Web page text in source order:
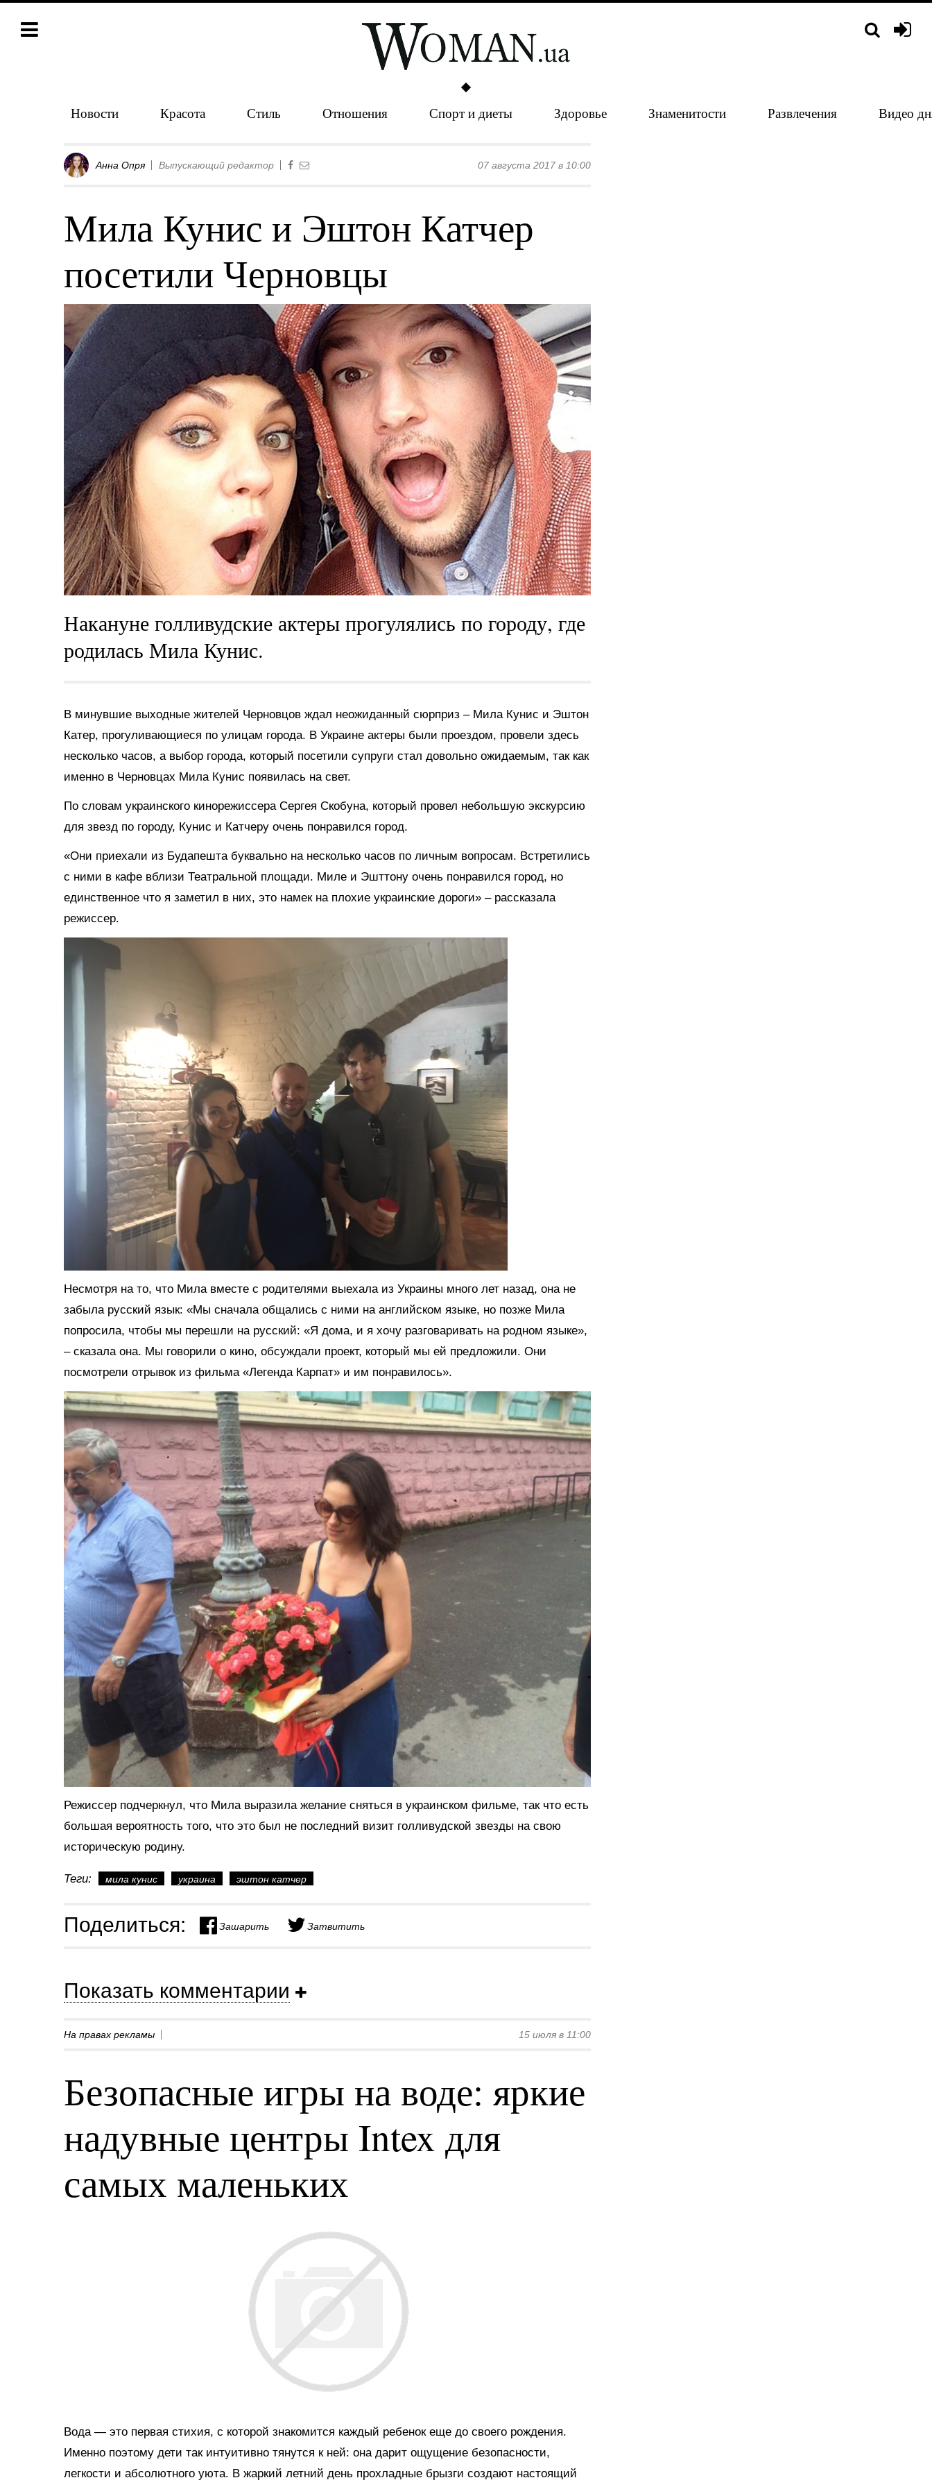
Новости Красота Стиль Отношения Спорт и диеты Здоровье Знаменитости Развлечения Видео
Анна Опря Выпускающий редактор 07 августа 2017 в 10:00
Мила Кунис и Эштон Катчер
посетили Черновцы
Накануне голливудские актеры прогулялись по городу, где
родилась Мила Кунис.
В минувшие выходные жителей Черновцов ждал неожиданный сюрприз – Мила Кунис и Эштон
Катер, прогуливающиеся по улицам города. В Украине актеры были проездом, провели здесь
несколько часов, а выбор города, который посетили супруги стал довольно ожидаемым, так как
именно в Черновцах Мила Кунис появилась на свет.
По словам украинского кинорежиссера Сергея Скобуна, который провел небольшую экскурсию
для звезд по городу, Кунис и Катчеру очень понравился город.
«Они приехали из Будапешта буквально на несколько часов по личным вопросам. Встретились
с ними в кафе вблизи Театральной площади. Миле и Эшттону очень понравился город, но
единственное что я заметил в них, это намек на плохие украинские дороги» – рассказала
режиссер.
Несмотря на то, что Мила вместе с родителями выехала из Украины много лет назад, она не
забыла русский язык: «Мы сначала общались с ними на английском языке, но позже Мила
попросила, чтобы мы перешли на русский: «Я дома, и я хочу разговаривать на родном языке»,
– сказала она. Мы говорили о кино, обсуждали проект, который мы ей предложили. Они
посмотрели отрывок из фильма «Легенда Карпат» и им понравилось».
Режиссер подчеркнул, что Мила выразила желание сняться в украинском фильме, так что есть
большая вероятность того, что это был не последний визит голливудской звезды на свою
историческую родину.
Теги: мила кунис украина эштон катчер
Поделиться: Зашарить Затвитить
Показать комментарии
На правах рекламы 15 июля в 11:00
Безопасные игры на воде: яркие
надувные центры Intex для
самых маленьких
Вода — это первая стихия, с которой знакомится каждый ребенок еще до своего рождения.
Именно поэтому дети так интуитивно тянутся к ней: она дарит ощущение безопасности,
легкости и абсолютного уюта. В жаркий летний день прохладные брызги создают настоящий